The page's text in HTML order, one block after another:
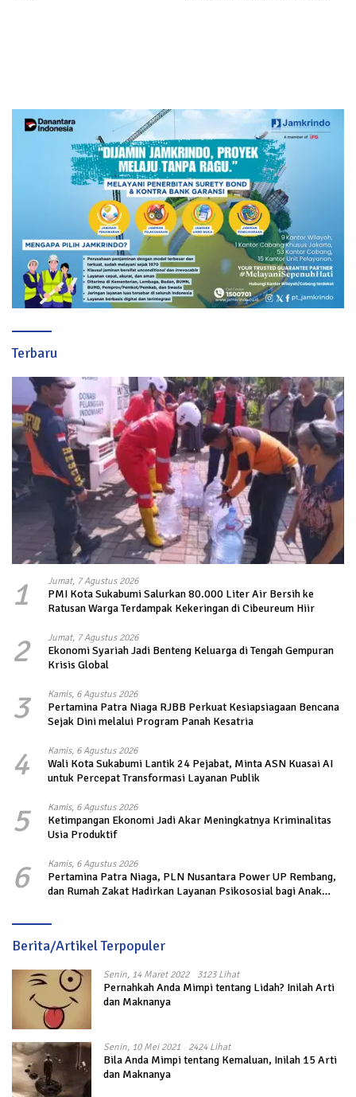
Terbaru
1 Jumat, 7 Agustus 2026
PMI Kota Sukabumi Salurkan 80.000 Liter Air Bersih ke
Ratusan Warga Terdampak Kekeringan di Cibeureum Hiir
2 Jumat, 7 Agustus 2026
Ekonomi Syariah Jadi Benteng Keluarga di Tengah Gempuran
Krisis Global
3 Kamis, 6 Agustus 2026
Pertamina Patra Niaga RJBB Perkuat Kesiapsiagaan Bencana
Sejak Dini melalui Program Panah Kesatria
4 Kamis, 6 Agustus 2026
Wali Kota Sukabumi Lantik 24 Pejabat, Minta ASN Kuasai AI
untuk Percepat Transformasi Layanan Publik
5 Kamis, 6 Agustus 2026
Ketimpangan Ekonomi Jadi Akar Meningkatnya Kriminalitas
Usia Produktif
6 Kamis, 6 Agustus 2026
Pertamina Patra Niaga, PLN Nusantara Power UP Rembang,
dan Rumah Zakat Hadirkan Layanan Psikososial bagi Anak
Berita/Artikel Terpopuler
Senin, 14 Maret 2022 3123 Lihat
Pernahkah Anda Mimpi tentang Lidah? Inilah Arti
dan Maknanya
Senin, 10 Mei 2021 2424 Lihat
Bila Anda Mimpi tentang Kemaluan, Inilah 15 Arti
dan Maknanya